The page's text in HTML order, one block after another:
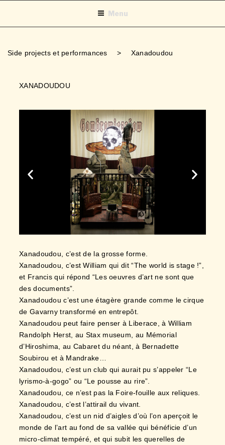
Menu
Side projects et performances > Xanadoudou
XANADOUDOU
Xanadoudou, c’est de la grosse forme.
Xanadoudou, c’est William qui dit “The world is stage !”,
et Francis qui répond “Les oeuvres d’art ne sont que
des documents”.
Xanadoudou c’est une étagère grande comme le cirque
de Gavarny transformé en entrepôt.
Xanadoudou peut faire penser à Liberace, à William
Randolph Herst, au Stax museum, au Mémorial
d’Hiroshima, au Cabaret du néant, à Bernadette
Soubirou et à Mandrake…
Xanadoudou, c’est un club qui aurait pu s’appeler “Le
lyrismo-à-gogo” ou “Le pousse au rire”.
Xanadoudou, ce n’est pas la Foire-fouille aux reliques.
Xanadoudou, c’est l’attirail du vivant.
Xanadoudou, c’est un nid d’aigles d’où l’on aperçoit le
monde de l’art au fond de sa vallée qui bénéficie d’un
micro-climat tempéré, et qui subit les querelles de